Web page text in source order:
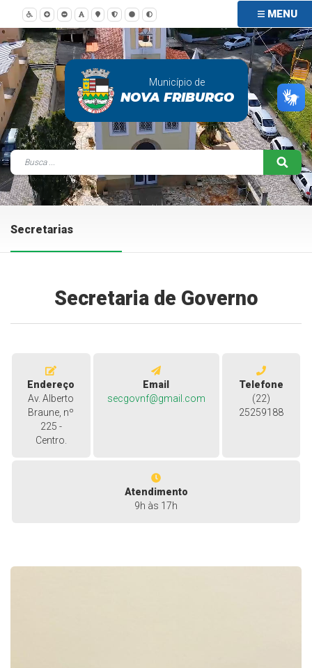
MENU
Município de
NOVA FRIBURGO
Secretarias
Secretaria de Governo
Endereço
Av. Alberto
Braune, nº
225 -
Centro.
Email
secgovnf@gmail.com
Telefone
(22)
25259188
Atendimento
9h às 17h